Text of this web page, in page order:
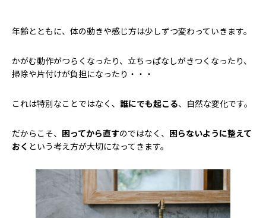
年齢とともに、体の動きや感じ方は少しずつ変わっていきます。
かがむ動作がつらくなったり、立ちっぱなしがきつくなったり、
掃除や片付けが負担になったり・・・
これは特別なことではなく、 誰にでも起こる、自然な変化です。
だからこそ、 困ってから直すのではなく、 困らないように整えて
おく という考え方が大切になってきます。